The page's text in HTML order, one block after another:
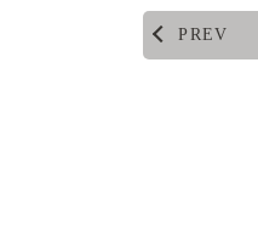
PREV